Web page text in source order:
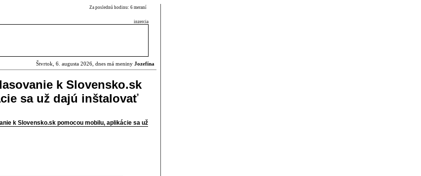
Za poslednú hodinu: 6 meraní
inzercia
Štvrtok, 6. augusta 2026, dnes má meniny Jozefína
k Slovensko.sk
sa už dajú inštalovať
k Slovensko.sk pomocou mobilu, aplikácie sa už